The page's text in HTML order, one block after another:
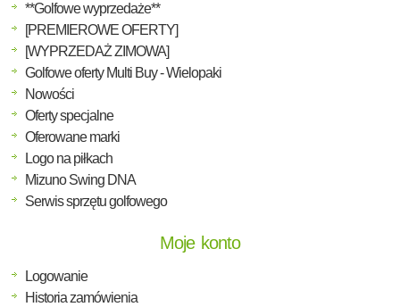
**Golfowe wyprzedaże**
[PREMIEROWE OFERTY]
[WYPRZEDAŻ ZIMOWA]
Golfowe oferty Multi Buy - Wielopaki
Nowości
Oferty specjalne
Oferowane marki
Logo na piłkach
Mizuno Swing DNA
Serwis sprzętu golfowego
Moje konto
Logowanie
Historia zamówienia